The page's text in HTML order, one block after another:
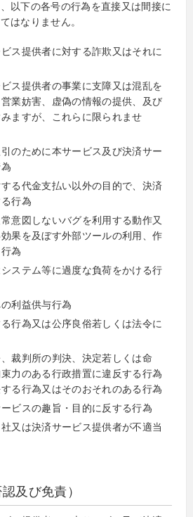
以下の各号の行為を直接又は間接に
はなりません。
ス提供者に対する詐欺又はそれに
ス提供者の事業に支障又は混乱を
業妨害、虚偽の情報の提供、及び
ますが、これらに限られませ
のために本サービス及び決済サー
る代金支払い以外の目的で、決済
行為
意図しないバグを利用する動作又
果を及ぼす外部ツールの利用、作
為
ステム等に過度な負荷をかける行
利益供与行為
行為又は公序良俗若しくは法令に
裁判所の判決、決定若しくは命
力のある行政措置に違反する行為
る行為又はそのおそれのある行為
ビスの趣旨・目的に反する行為
又は決済サービス提供者が不適当
及び免責）